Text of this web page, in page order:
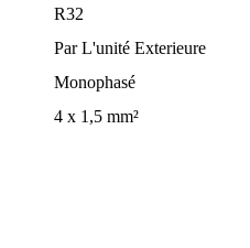
R32
Par L'unité Exterieure
Monophasé
4 x 1,5 mm²